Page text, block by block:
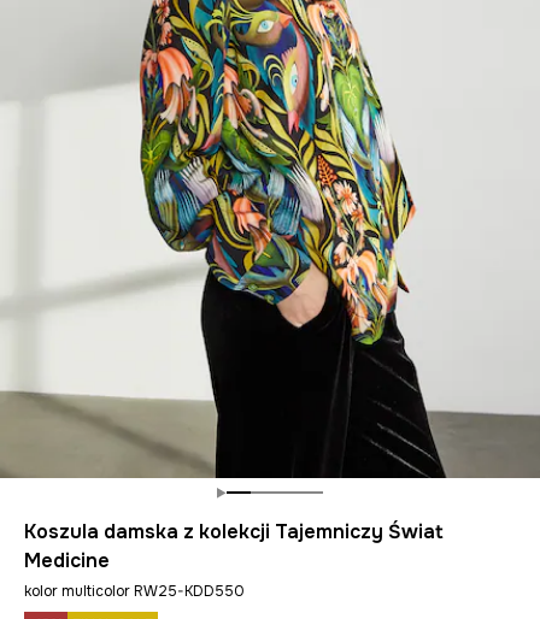
Koszula damska z kolekcji Tajemniczy Świat
Medicine
kolor multicolor RW25-KDD550